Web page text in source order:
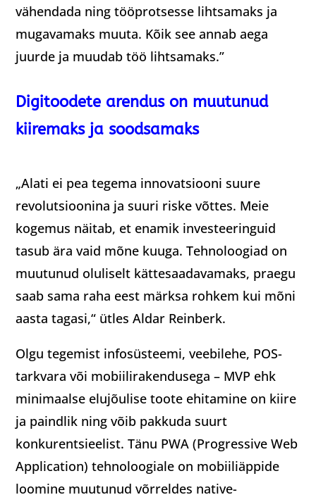
vähendada ning tööprotsesse lihtsamaks ja
mugavamaks muuta. Kõik see annab aega
juurde ja muudab töö lihtsamaks.”
Digitoodete arendus on muutunud
kiiremaks ja soodsamaks
„Alati ei pea tegema innovatsiooni suure
revolutsioonina ja suuri riske võttes. Meie
kogemus näitab, et enamik investeeringuid
tasub ära vaid mõne kuuga. Tehnoloogiad on
muutunud oluliselt kättesaadavamaks, praegu
saab sama raha eest märksa rohkem kui mõni
aasta tagasi,“ ütles Aldar Reinberk.
Olgu tegemist infosüsteemi, veebilehe, POS-
tarkvara või mobiilirakendusega – MVP ehk
minimaalse elujõulise toote ehitamine on kiire
ja paindlik ning võib pakkuda suurt
konkurentsieelist. Tänu PWA (Progressive Web
Application) tehnoloogiale on mobiiliäppide
loomine muutunud võrreldes native-